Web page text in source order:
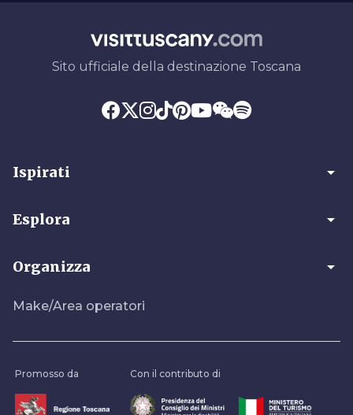
Sito ufficiale della destinazione Toscana
Ispirati arrow_drop_down
Esplora arrow_drop_down
Organizza arrow_drop_down
Make/Area operatori
Promosso da Con il contributo di